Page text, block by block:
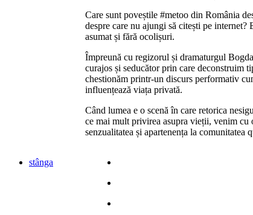
Care sunt poveștile #metoo din România
despre care nu ajungi să citești pe internet?
asumat și fără ocolișuri.
Împreună cu regizorul și dramaturgul
curajos și seducător prin care deconstruim
chestionăm printr-un discurs performativ
influențează viața privată.
Când lumea e o scenă în care retorica
ce mai mult privirea asupra vieții, venim cu
senzualitatea și apartenența la comunitatea
stânga